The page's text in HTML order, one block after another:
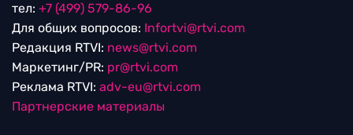
тел: +7 (499) 579-86-96
Для общих вопросов: Infortvi@rtvi.com
Редакция RTVI: news@rtvi.com
Маркетинг/PR: pr@rtvi.com
Реклама RTVI: adv-eu@rtvi.com
Партнерские материалы